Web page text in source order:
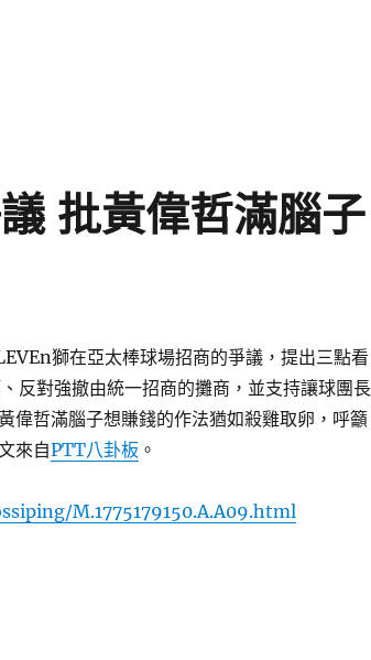
分析〉
批黃偉哲滿腦子
獅在亞太棒球場招商的爭議，提出三點看
反對強撤由統一招商的攤商，並支持讓球團長
偉哲滿腦子想賺錢的作法猶如殺雞取卵，呼籲
來自PTT八卦板。
M.1775179150.A.A09.html
爭議 批黃偉哲滿腦子錢〉